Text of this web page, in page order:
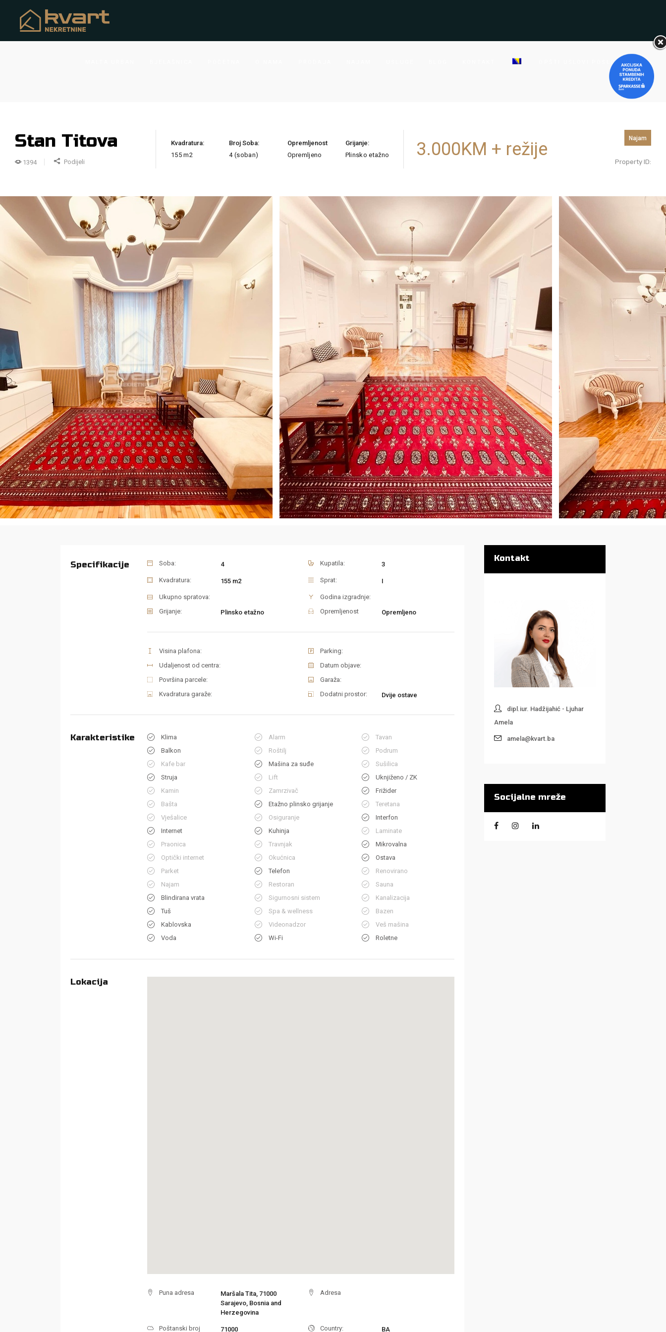
OPŠTI USLOVI POSLOVANJA
Stan Titova
1394 Podijeli
Kvadratura:
155 m2
Broj Soba:
4 (soban)
Opremljenost
Opremljeno
Grijanje:
Plinsko etažno
3.000KM + režije
Najam
Property ID:
Specifikacije Soba: 4 Kupatila: 3
Kvadratura: 155 m2 Sprat: I
Ukupno spratova:
Godina izgradnje:
Grijanje:
Plinsko etažno Opremljenost Opremljeno
Visina plafona:
Parking:
Udaljenost od centra:
Datum objave:
Površina parcele:
Garaža:
Kvadratura garaže:
Dodatni prostor: Dvije ostave
Karakteristike Klima Alarm
Tavan
Balkon
Roštilj
Podrum
Kafe bar
Mašina za suđe
Sušilica
Struja
Lift
Uknjiženo / ZK
Kamin
Zamrzivač
Frižider
Bašta
Etažno plinsko grijanje
Teretana
Vješalice
Osiguranje
Interfon
Internet
Kuhinja
Laminate
Praonica
Travnjak
Mikrovalna
Optički internet
Okućnica
Ostava
Parket
Telefon
Renovirano
Najam
Restoran
Sauna
Blindirana vrata
Sigurnosni sistem
Kanalizacija
Tuš
Spa & wellness
Bazen
Kablovska
Videonadzor
Veš mašina
Voda
Wi-Fi Roletne
Lokacija
Puna adresa
Maršala Tita, 71000
Sarajevo, Bosnia and
Herzegovina
Adresa
Poštanski broj 71000 Country: BA
Kontakt
dipl.iur. Hadžijahić - Ljuhar
Amela
amela@kvart.ba
Socijalne mreže